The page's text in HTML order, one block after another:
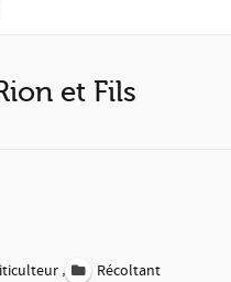
et Fils
,
Récoltant